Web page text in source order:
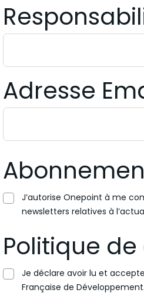
Adresse
J’autorise Onepoint à me
newsletters relatives à
Politique
Je déclare avoir lu et
Française de Développement.